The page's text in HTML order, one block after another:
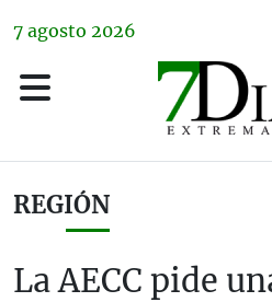
7 agosto 2026
REGIÓN
La AECC pide